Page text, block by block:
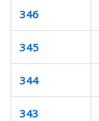
346
345
344
343